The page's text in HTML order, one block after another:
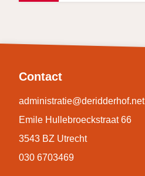
Contact
administratie@deridderhof.net
Emile Hullebroeckstraat 66
3543 BZ Utrecht
030 6703469